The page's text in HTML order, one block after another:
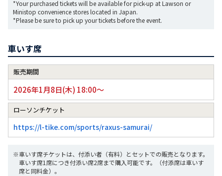
*Your purchased tickets will be available for pick-up at Lawson or
Ministop convenience stores located in Japan.
*Please be sure to pick up your tickets before the event.
車いす席
販売期間
2026年1月8日(木) 18:00～
ローソンチケット
https://l-tike.com/sports/raxus-samurai/
※車いす席チケットは、付添い者（有料）とセットでの販売となります。
車いす席1席につき付添い席2席まで購入可能です。（付添席は車いす
席と同料金）。